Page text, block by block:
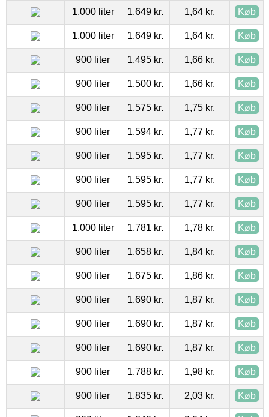
1.000 liter 1.649 kr. 1,64 kr. Køb
1.000 liter 1.649 kr. 1,64 kr. Køb
900 liter 1.495 kr. 1,66 kr. Køb
900 liter 1.500 kr. 1,66 kr. Køb
900 liter 1.575 kr. 1,75 kr. Køb
900 liter 1.594 kr. 1,77 kr. Køb
900 liter 1.595 kr. 1,77 kr. Køb
900 liter 1.595 kr. 1,77 kr. Køb
900 liter 1.595 kr. 1,77 kr. Køb
1.000 liter 1.781 kr. 1,78 kr. Køb
900 liter 1.658 kr. 1,84 kr. Køb
900 liter 1.675 kr. 1,86 kr. Køb
900 liter 1.690 kr. 1,87 kr. Køb
900 liter 1.690 kr. 1,87 kr. Køb
900 liter 1.690 kr. 1,87 kr. Køb
900 liter 1.788 kr. 1,98 kr. Køb
900 liter 1.835 kr. 2,03 kr. Køb